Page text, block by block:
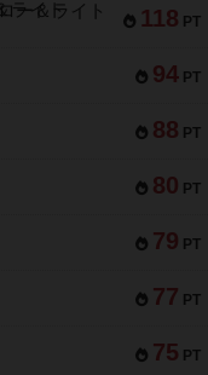
118 PT
ー＆ライト
94 PT
88 PT
80 PT
79 PT
77 PT
75 PT